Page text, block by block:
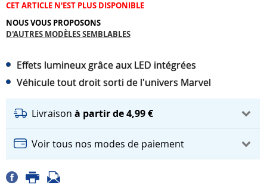
CET ARTICLE N'EST PLUS DISPONIBLE
NOUS VOUS PROPOSONS
D'AUTRES MODÈLES SEMBLABLES
Effets lumineux grâce aux LED intégrées
Véhicule tout droit sorti de l'univers Marvel
Livraison à partir de 4,99 €
Voir tous nos modes de paiement